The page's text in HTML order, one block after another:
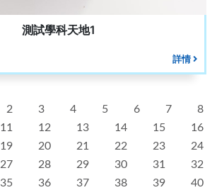
測試學科天地1
詳情
2 3 4 5 6 7
8
11 12 13 14 15
16
19 20 21 22 23
24
27 28 29 30 31
32
35 36 37 38 39 40